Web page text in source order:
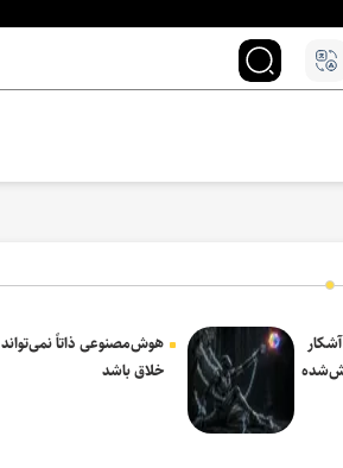
هوش‌مصنوعی ذاتاً نمی‌تواند
خلاق باشد